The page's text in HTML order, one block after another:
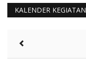
KALENDER KEGIATAN